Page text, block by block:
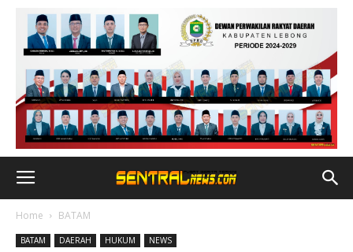
Home BATAM
BATAM DAERAH HUKUM NEWS